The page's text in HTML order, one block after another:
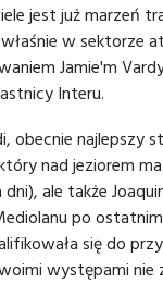
jest już marzeń
w sektorze
Jamie'm
Interu.
obecnie najlepszy
nad jeziorem
ale także
po
się do
występami nie